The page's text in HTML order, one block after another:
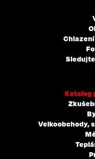
Katalog
Velkoobchody,